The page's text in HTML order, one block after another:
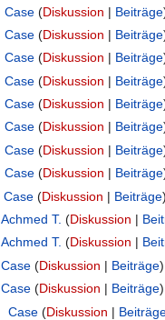
Case Diskussion Beiträge
Case Diskussion Beiträge
Case Diskussion Beiträge
Case Diskussion Beiträge
Case Diskussion Beiträge
Case Diskussion Beiträge
Case Diskussion Beiträge
Case Diskussion Beiträge
Case Diskussion Beiträge
Achmed T. Diskussion
Achmed T. Diskussion
Case Diskussion Beiträge
Case Diskussion Beiträge
Case Diskussion